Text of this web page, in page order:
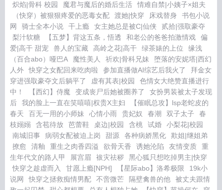
炽焰|骨科 校园
魔君与魔后的婚后生活
情难自禁|小姨子×姐夫
（快穿）被狠狠疼爱的恶毒女配
渡她|快穿 床戏替身
书包小说
网
骑士全本小说 干上瘾 女主她总是被C|仙侠
贰拾|强取豪夺
梨汁软糖
【五梦】背这五条，悟透 和老公的爸爸拍激情戏
偏
爱|高干 甜宠
兽人的宝藏 高岭之花|高干 绿茶婊的上位
缘浅
（百合abo）哑巴A
魔性美人 祈欢|骨科兄妹
堕落的安妮塔|西幻
人外
快穿之女配回来吃肉啦 参加直播做AI综艺后我火了
拜金女
穿进强取豪夺文后躺平了
虚有其表|校园
色情女大绝赞直播进行
中！
【西幻】侍魔 变成丧尸后她被圈养了
女扮男装被太子发现
后
我的脸上一直在笑嘻嘻|权贵X主妇
【催眠总攻】lsp老蛇皮的
春天
百无一用的小师妹 心情小雨 贵妃奴 春潮 双子太子
春
枝嫋嫋
含苞待放 芭蕾鞋 桌边|校园 含桃 试婚
小梨花|校园
南城旧事
病弱女配被迫上岗 甜源 各种病娇黑化
欺姐|继姐弟
撩愈
清釉 重生之肉香四溢 欲骨天香 诱她沦陷 友情变质
重
生年代文的路人甲
展宫眉 袚灾祛秽
黑心狐只想吃掉男主|快穿
快穿之趁虚而入
甘愿上瘾[NPH] 【星际abo】洛希极限
19k小
说网
快穿之拯救痴情男配 不啻微芒 隔壁禽兽的他
被丈夫跟情